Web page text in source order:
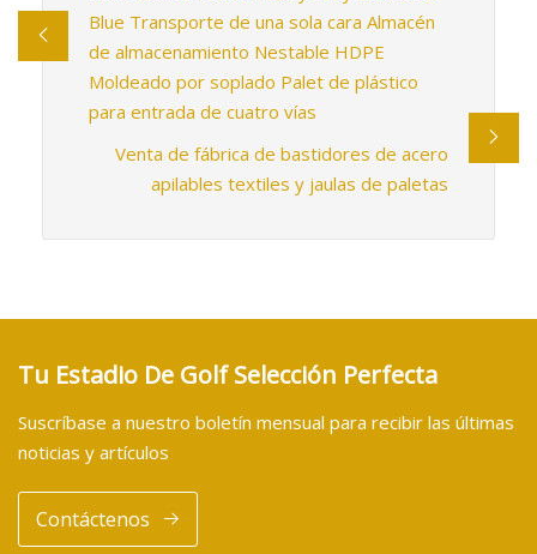
Blue Transporte de una sola cara Almacén
de almacenamiento Nestable HDPE
Moldeado por soplado Palet de plástico
para entrada de cuatro vías
Venta de fábrica de bastidores de acero
apilables textiles y jaulas de paletas
Tu Estadio De Golf Selección Perfecta
Suscríbase a nuestro boletín mensual para recibir las últimas
noticias y artículos
Contáctenos